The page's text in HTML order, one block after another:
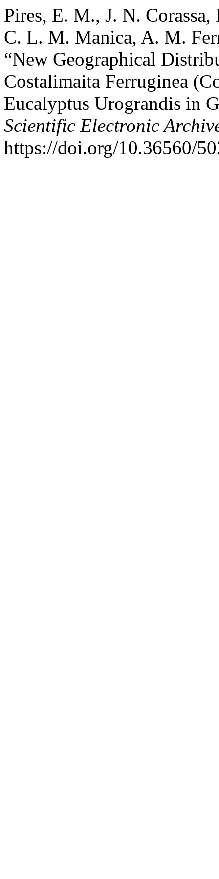
Pires, E. M., J. N.
C. L. M. Manica, A. M.
“New Geographical
Costalimaita Ferruginea
Eucalyptus Urograndis in
Scientific Electronic
https://doi.org/10.36560/